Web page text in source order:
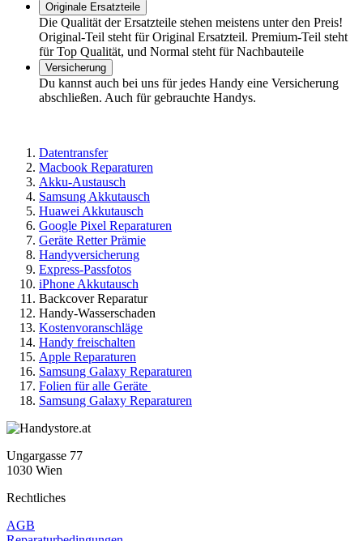
Originale Ersatzteile
Die Qualität der Ersatzteile stehen meistens unter den Preis!
Original-Teil steht für Original Ersatzteil. Premium-Teil steht
für Top Qualität, und Normal steht für Nachbauteile
Versicherung
Du kannst auch bei uns für jedes Handy eine Versicherung
abschließen. Auch für gebrauchte Handys.
Datentransfer
Macbook Reparaturen
Akku-Austausch
Samsung Akkutausch
Huawei Akkutausch
Google Pixel Reparaturen
Geräte Retter Prämie
Handyversicherung
Express-Passfotos
iPhone Akkutausch
Backcover Reparatur
Handy-Wasserschaden
Kostenvoranschläge
Handy freischalten
Apple Reparaturen
Samsung Galaxy Reparaturen
Folien für alle Geräte
Samsung Galaxy Reparaturen
Ungargasse 77
1030 Wien
Rechtliches
AGB